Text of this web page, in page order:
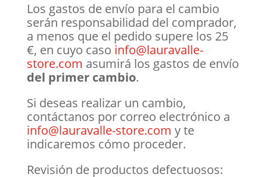
Los gastos de envío para el cambio
serán responsabilidad del comprador,
a menos que el pedido supere los 25
€, en cuyo caso info@lauravalle-
store.com asumirá los gastos de envío
del primer cambio.
Si deseas realizar un cambio,
contáctanos por correo electrónico a
info@lauravalle-store.com y te
indicaremos cómo proceder.
Revisión de productos defectuosos: